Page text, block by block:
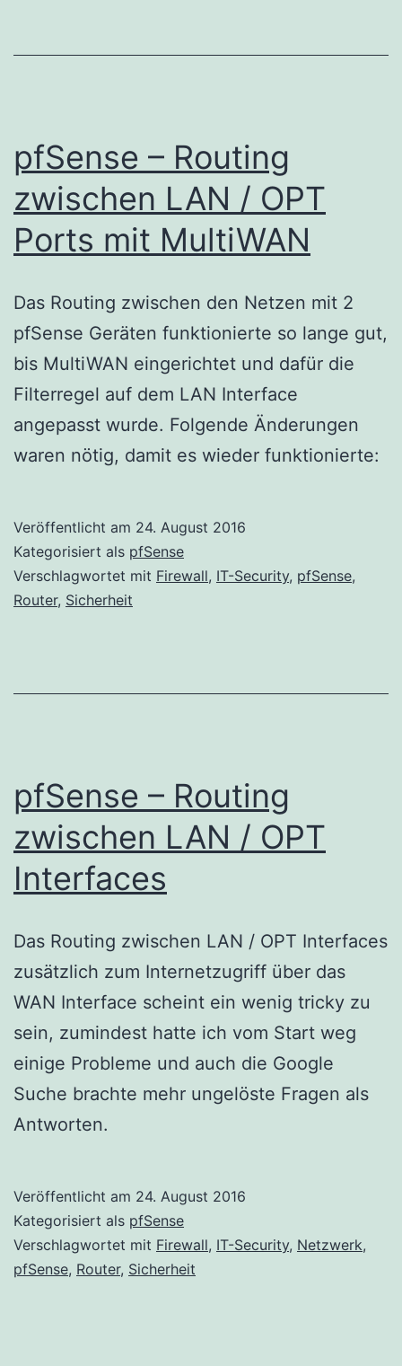
pfSense – Routing
zwischen LAN / OPT
Ports mit MultiWAN
Das Routing zwischen den Netzen mit 2
pfSense Geräten funktionierte so lange gut,
bis MultiWAN eingerichtet und dafür die
Filterregel auf dem LAN Interface
angepasst wurde. Folgende Änderungen
waren nötig, damit es wieder funktionierte:
Veröffentlicht am 24. August 2016
Kategorisiert als pfSense
Verschlagwortet mit Firewall, IT-Security, pfSense,
Router, Sicherheit
pfSense – Routing
zwischen LAN / OPT
Interfaces
Das Routing zwischen LAN / OPT Interfaces
zusätzlich zum Internetzugriff über das
WAN Interface scheint ein wenig tricky zu
sein, zumindest hatte ich vom Start weg
einige Probleme und auch die Google
Suche brachte mehr ungelöste Fragen als
Antworten.
Veröffentlicht am 24. August 2016
Kategorisiert als pfSense
Verschlagwortet mit Firewall, IT-Security, Netzwerk,
pfSense, Router, Sicherheit